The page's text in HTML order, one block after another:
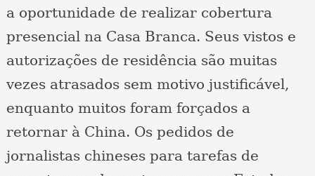
a oportunidade de realizar cobertura
presencial na Casa Branca. Seus vistos e
autorizações de residência são muitas
vezes atrasados sem motivo justificável,
enquanto muitos foram forçados a
retornar à China. Os pedidos de
jornalistas chineses para tarefas de